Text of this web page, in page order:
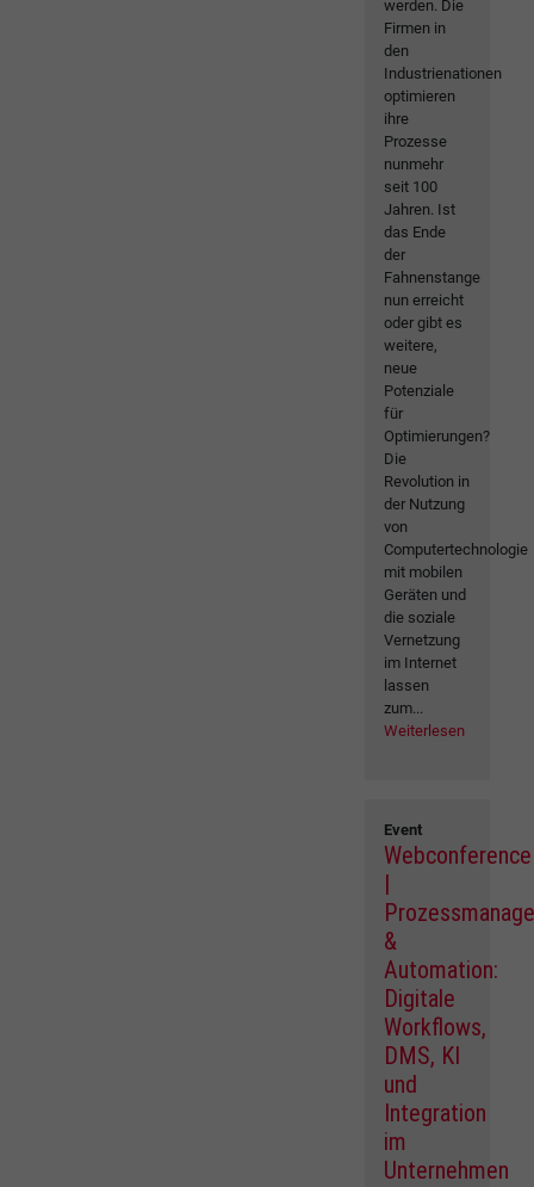
werden. Die
Firmen in
den
Industrienationen
optimieren
ihre
Prozesse
nunmehr
seit 100
Jahren. Ist
das Ende
der
Fahnenstange
nun erreicht
oder gibt es
weitere,
neue
Potenziale
für
Optimierungen?
Die
Revolution in
der Nutzung
von
Computertechnologie
mit mobilen
Geräten und
die soziale
Vernetzung
im Internet
lassen
zum...
Weiterlesen
Event
Webconference
|
&
Automation:
Digitale
Workflows,
DMS, KI
und
Integration
im
Unternehmen